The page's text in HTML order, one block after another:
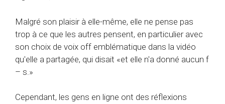
Malgré son plaisir à elle-même, elle ne pense pas
trop à ce que les autres pensent, en particulier avec
son choix de voix off emblématique dans la vidéo
qu'elle a partagée, qui disait «et elle n'a donné aucun f
– s.»
Cependant, les gens en ligne ont des réflexions